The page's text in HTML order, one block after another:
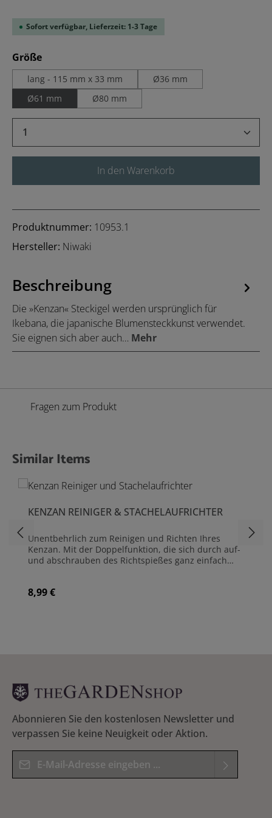
Sofort verfügbar, Lieferzeit: 1-3 Tage
Größeauswählen
lang - 115 mm x 33 mm
Ø36 mm
Ø61 mm
Ø80 mm
Produkt Anzahl: Gib den gewünschten
In den Warenkorb
Produktnummer: 10953.1
Hersteller: Niwaki
Beschreibung
Die »Kenzan« Steckigel werden ursprünglich für
Ikebana, die japanische Blumensteckkunst verwendet.
Sie eignen sich aber auch… Mehr
Fragen zum Produkt
Produktgalerie überspringen
Similar Items
KENZAN REINIGER & STACHELAUFRICHTER
Unentbehrlich zum Reinigen und Richten Ihres
Kenzan. Mit der Doppelfunktion, die sich durch auf-
und abschrauben des Richtspießes ganz einfach
richten. Inklusive einer kleinen japanischen Glocke.
Regulärer Preis:
8,99 €
Abonnieren Sie den kostenlosen Newsletter und
verpassen Sie keine Neuigkeit oder Aktion.
E-Mail-Adresse*